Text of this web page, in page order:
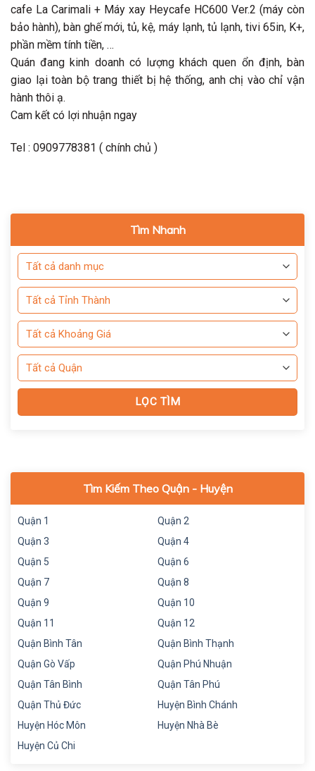
cafe La Carimali + Máy xay Heycafe HC600 Ver.2 (máy còn
bảo hành), bàn ghế mới, tủ, kệ, máy lạnh, tủ lạnh, tivi 65in, K+,
phần mềm tính tiền, …
Quán đang kinh doanh có lượng khách quen ổn định, bàn
giao lại toàn bộ trang thiết bị hệ thống, anh chị vào chỉ vận
hành thôi ạ.
Cam kết có lợi nhuận ngay
Tel : 0909778381 ( chính chủ )
Tìm Nhanh
Tìm Kiếm Theo Quận - Huyện
Quận 1
Quận 2
Quận 3
Quận 4
Quận 5
Quận 6
Quận 7
Quận 8
Quận 9
Quận 10
Quận 11
Quận 12
Quận Bình Tân
Quận Bình Thạnh
Quận Gò Vấp
Quận Phú Nhuận
Quận Tân Bình
Quận Tân Phú
Quận Thủ Đức
Huyện Bình Chánh
Huyện Hóc Môn
Huyện Nhà Bè
Huyện Củ Chi